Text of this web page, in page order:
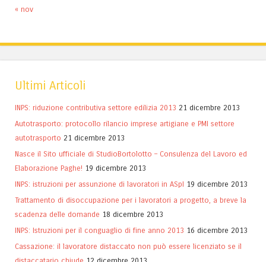
« nov
Ultimi Articoli
INPS: riduzione contributiva settore edilizia 2013 21 dicembre 2013
Autotrasporto: protocollo rilancio imprese artigiane e PMI settore
autotrasporto 21 dicembre 2013
Nasce il Sito ufficiale di StudioBortolotto – Consulenza del Lavoro ed
Elaborazione Paghe! 19 dicembre 2013
INPS: istruzioni per assunzione di lavoratori in ASpI 19 dicembre 2013
Trattamento di disoccupazione per i lavoratori a progetto, a breve la
scadenza delle domande 18 dicembre 2013
INPS: Istruzioni per il conguaglio di fine anno 2013 16 dicembre 2013
Cassazione: il lavoratore distaccato non può essere licenziato se il